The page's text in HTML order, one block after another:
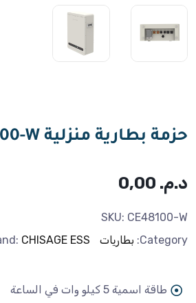
حزمة بطارية منزلية CE48100-W
د.م.
SKU: CE48100-W
Category: بطاريات CHISAGE ESS
طاقة اسمية 5 كيلو وات في الساعة